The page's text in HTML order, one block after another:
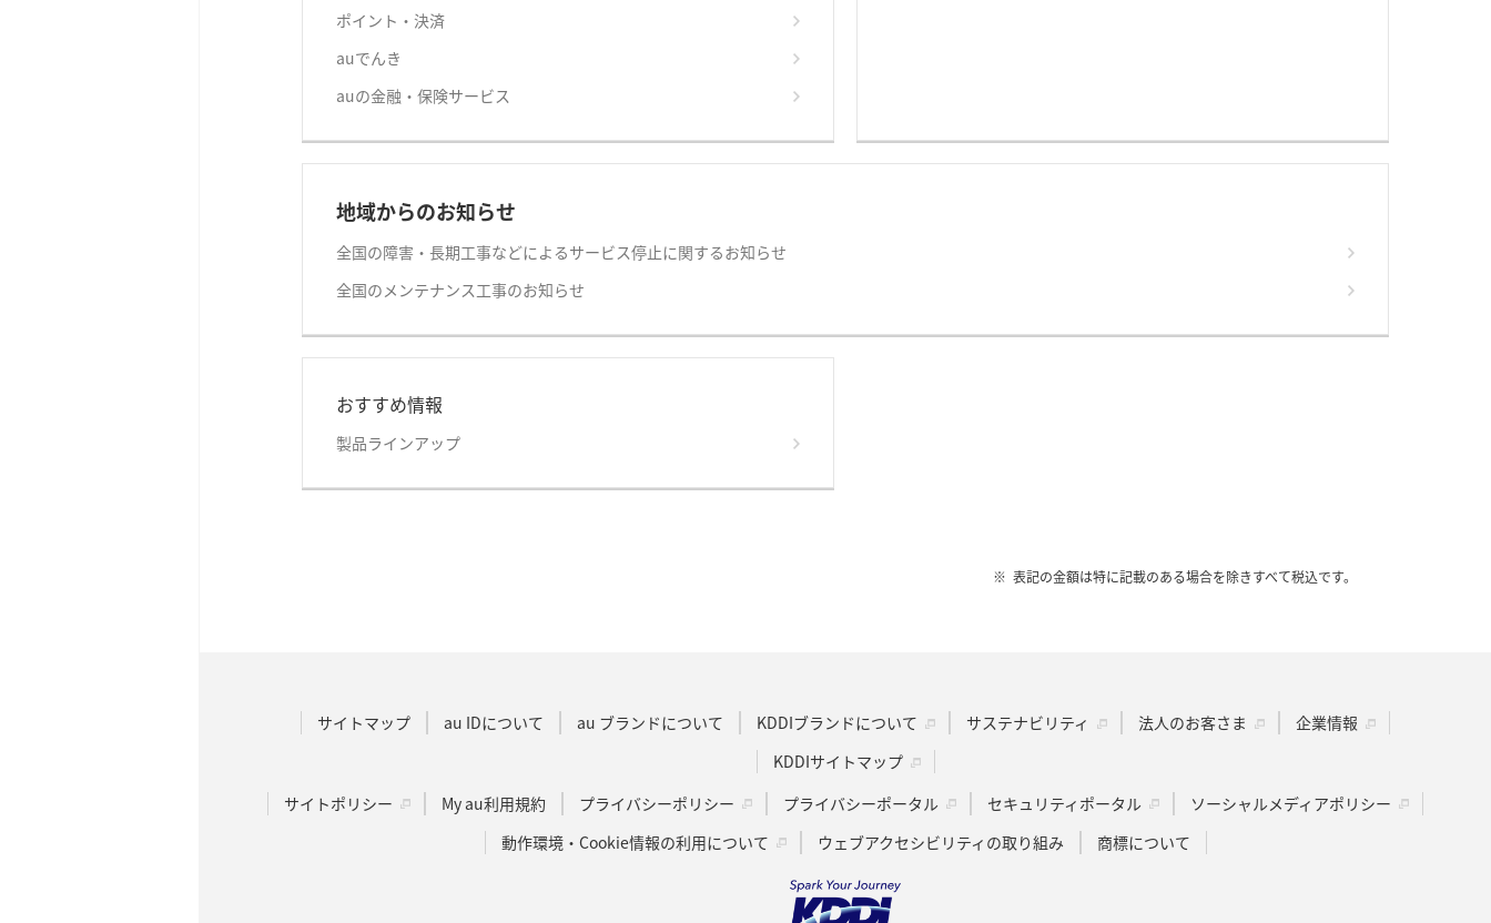
ポイント・決済
auでんき
auの金融・保険サービス
地域からのお知らせ
全国の障害・長期工事などによるサービス停止に関するお知らせ
全国のメンテナンス工事のお知らせ
おすすめ情報
製品ラインアップ
表記の金額は特に記載のある場合を除きすべて税込です。
サイトマップ au IDについて au ブランドについて KDDIブランドについて サステナビリティ 法人のお客さま
企業情報
KDDIサイトマップ
サイトポリシー
My au利用規約 プライバシーポリシー プライバシーポータル セキュリティポータル
ソーシャルメディアポリシー
動作環境・Cookie情報の利用について
ウェブアクセシビリティの取り組み 商標について